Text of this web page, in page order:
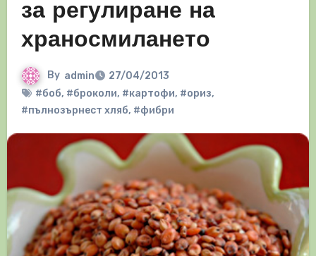
за регулиране на
храносмилането
By admin
27/04/2013
#боб, #броколи, #картофи, #ориз,
#пълнозърнест хляб, #фибри